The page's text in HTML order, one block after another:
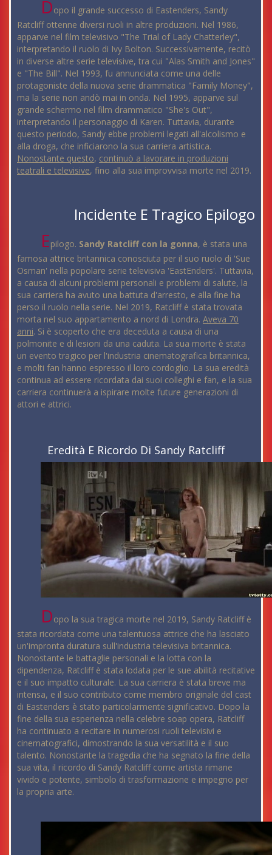
Dopo il grande successo di Eastenders, Sandy
Ratcliff ottenne diversi ruoli in altre produzioni. Nel 1986,
apparve nel film televisivo "The Trial of Lady Chatterley",
interpretando il ruolo di Ivy Bolton. Successivamente, recitò
in diverse altre serie televisive, tra cui "Alas Smith and Jones"
e "The Bill". Nel 1993, fu annunciata come una delle
protagoniste della nuova serie drammatica "Family Money",
ma la serie non andò mai in onda. Nel 1995, apparve sul
grande schermo nel film drammatico "She's Out",
interpretando il personaggio di Karen. Tuttavia, durante
questo periodo, Sandy ebbe problemi legati all'alcolismo e
alla droga, che inficiarono la sua carriera artistica.
Nonostante questo, continuò a lavorare in produzioni
teatrali e televisive, fino alla sua improvvisa morte nel 2019.
Incidente E Tragico Epilogo
Epilogo. Sandy Ratcliff con la gonna, è stata una
famosa attrice britannica conosciuta per il suo ruolo di 'Sue
Osman' nella popolare serie televisiva 'EastEnders'. Tuttavia,
a causa di alcuni problemi personali e problemi di salute, la
sua carriera ha avuto una battuta d'arresto, e alla fine ha
perso il ruolo nella serie. Nel 2019, Ratcliff è stata trovata
morta nel suo appartamento a nord di Londra. Aveva 70
anni. Si è scoperto che era deceduta a causa di una
polmonite e di lesioni da una caduta. La sua morte è stata
un evento tragico per l'industria cinematografica britannica,
e molti fan hanno espresso il loro cordoglio. La sua eredità
continua ad essere ricordata dai suoi colleghi e fan, e la sua
carriera continuerà a ispirare molte future generazioni di
attori e attrici.
Eredità E Ricordo Di Sandy Ratcliff
Dopo la sua tragica morte nel 2019, Sandy Ratcliff è
stata ricordata come una talentuosa attrice che ha lasciato
un'impronta duratura sull'industria televisiva britannica.
Nonostante le battaglie personali e la lotta con la
dipendenza, Ratcliff è stata lodata per le sue abilità recitative
e il suo impatto culturale. La sua carriera è stata breve ma
intensa, e il suo contributo come membro originale del cast
di Eastenders è stato particolarmente significativo. Dopo la
fine della sua esperienza nella celebre soap opera, Ratcliff
ha continuato a recitare in numerosi ruoli televisivi e
cinematografici, dimostrando la sua versatilità e il suo
talento. Nonostante la tragedia che ha segnato la fine della
sua vita, il ricordo di Sandy Ratcliff come artista rimane
vivido e potente, simbolo di trasformazione e impegno per
la propria arte.